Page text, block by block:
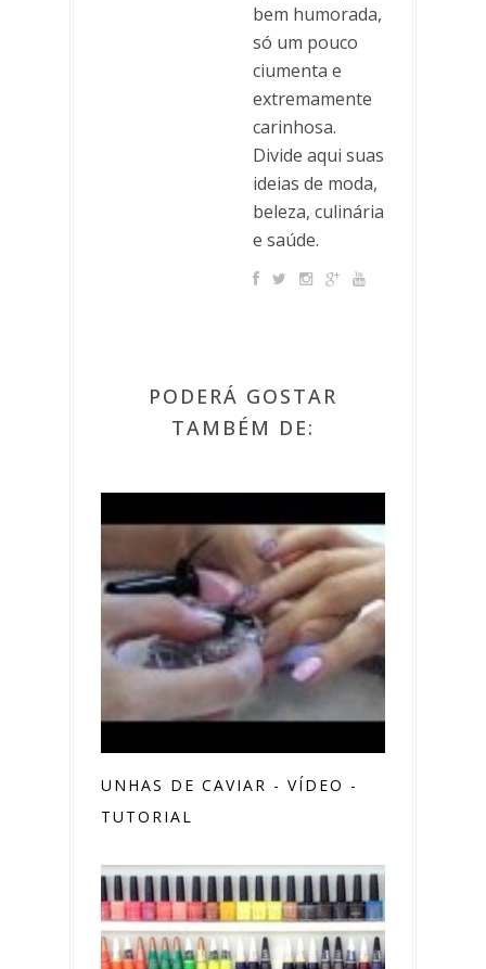
bem humorada,
só um pouco
ciumenta e
extremamente
carinhosa.
Divide aqui suas
ideias de moda,
beleza, culinária
e saúde.
PODERÁ GOSTAR
TAMBÉM DE:
UNHAS DE CAVIAR - VÍDEO -
TUTORIAL